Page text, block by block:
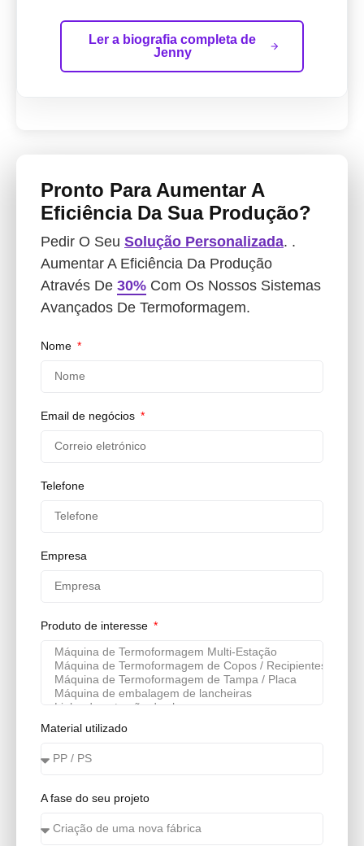
Ler a biografia completa de
Jenny
Pronto Para Aumentar A
Eficiência Da Sua Produção?
Pedir O Seu Solução Personalizada. .
Aumentar A Eficiência Da Produção
Através De 30% Com Os Nossos Sistemas
Avançados De Termoformagem.
Nome
Email de negócios
Telefone
Empresa
Produto de interesse
Material utilizado
A fase do seu projeto